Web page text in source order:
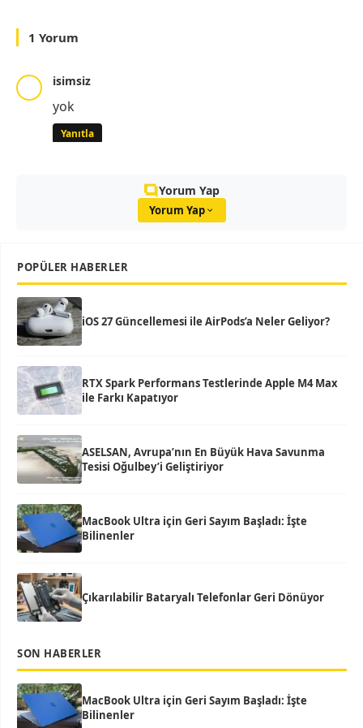
1 Yorum
isimsiz
yok
Yanıtla
Yorum Yap
Yorum Yap
POPÜLER HABERLER
iOS 27 Güncellemesi ile AirPods’a Neler Geliyor?
RTX Spark Performans Testlerinde Apple M4 Max
ile Farkı Kapatıyor
ASELSAN, Avrupa’nın En Büyük Hava Savunma
Tesisi Oğulbey’i Geliştiriyor
MacBook Ultra için Geri Sayım Başladı: İşte
Bilinenler
Çıkarılabilir Bataryalı Telefonlar Geri Dönüyor
SON HABERLER
MacBook Ultra için Geri Sayım Başladı: İşte
Bilinenler